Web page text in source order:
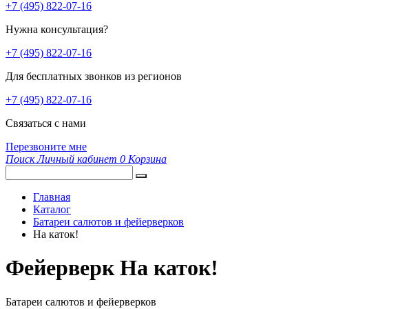
+7 (495) 822-07-16
Нужна консультация?
+7 (495) 822-07-16
Для бесплатных звонков из регионов
+7 (495) 822-07-16
Связаться с нами
Перезвоните мне
Поиск Личный кабинет 0 Корзина
Главная
Каталог
Батареи салютов и фейерверков
На каток!
Фейерверк На каток!
Батареи салютов и фейерверков